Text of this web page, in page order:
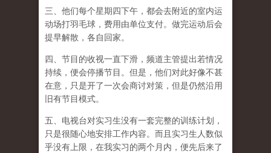
三、他们每个星期四下午，都会去附近的室内运
动场打羽毛球，费用由单位支付。做完运动后会
提早解散，各自回家。
四、节目的收视一直下滑，频道主管提出若情况
持续，便会停播节目。但是，他们对此好像不甚
在意，只是开了一次会商讨对策，但是仍然沿用
旧有节目模式。
五、电视台对实习生没有一套完整的训练计划，
只是很随心地安排工作内容。而且实习生人数似
乎没有上限，在我实习的两个月内，便先后来了